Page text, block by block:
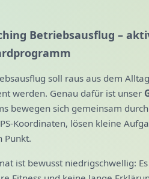
Betriebsausflug –
soll raus aus dem
werden. Genau dafür ist unser
bewegen sich gemeinsam
Koordinaten, lösen kleine
Punkt.
ist bewusst niedrigschwellig: